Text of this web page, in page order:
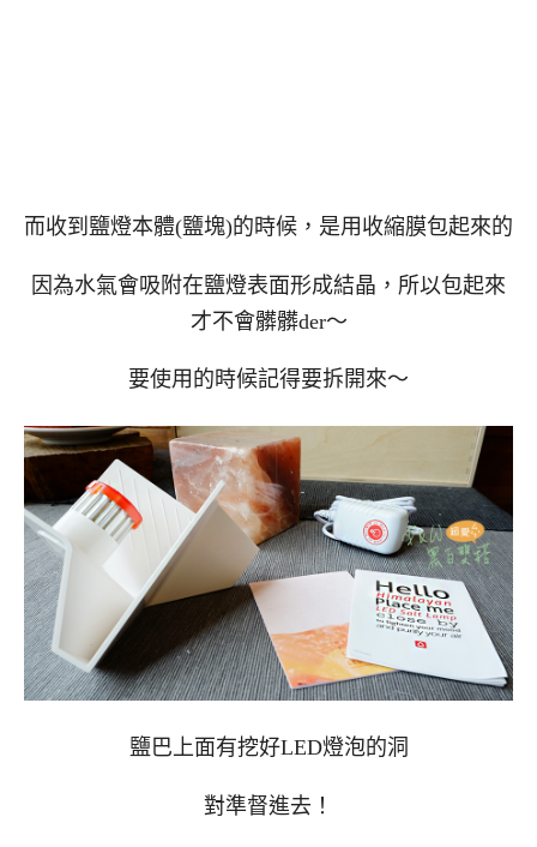
而收到鹽燈本體(鹽塊)的時候，是用收縮膜包起來的
因為水氣會吸附在鹽燈表面形成結晶，所以包起來
才不會髒髒der～
要使用的時候記得要拆開來～
鹽巴上面有挖好LED燈泡的洞
對準督進去！